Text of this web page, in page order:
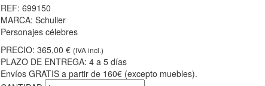
REF: 699150
MARCA: Schuller
Personajes célebres
PRECIO: 365,00 € (IVA incl.)
PLAZO DE ENTREGA: 4 a 5 días
Envíos GRATIS a partir de 160€ (excepto muebles).